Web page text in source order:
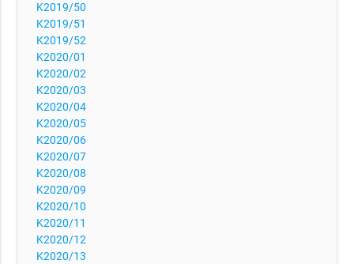
K2019/50
K2019/51
K2019/52
K2020/01
K2020/02
K2020/03
K2020/04
K2020/05
K2020/06
K2020/07
K2020/08
K2020/09
K2020/10
K2020/11
K2020/12
K2020/13